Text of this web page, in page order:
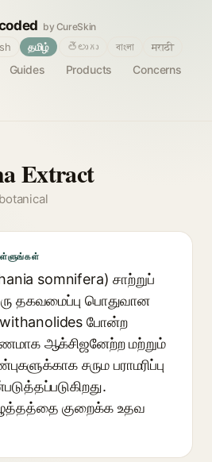
by CureSkin
Guides Products
Concerns
தமிழ் తెలుగు বাংলা मराठी
Extract
somnifera) சாற்றுப்
தகவமைப்பு பொதுவான
withanolides போன்ற
ஆக்சிஜனேற்ற மற்றும்
சரும பராமரிப்பு
குறைக்க உதவ